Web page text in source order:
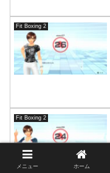
Fit Boxing 2
Fit Boxing 2
メニュー ホーム